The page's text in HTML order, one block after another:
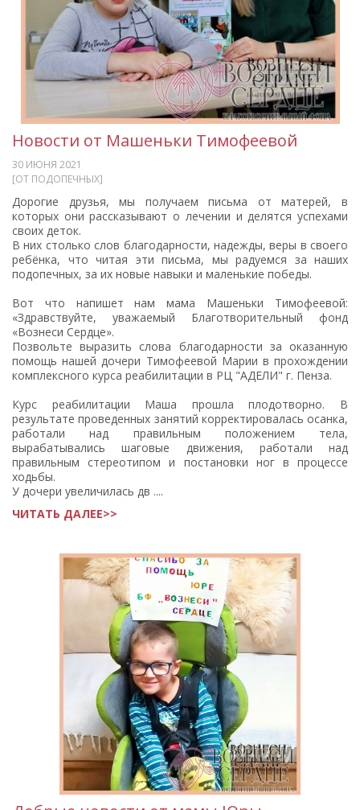
Новости от Машеньки Тимофеевой
30 ИЮНЯ 2021
[ОТ ПОДОПЕЧНЫХ]
Дорогие друзья, мы получаем письма от матерей, в
которых они рассказывают о лечении и делятся успехами
своих деток.
В них столько слов благодарности, надежды, веры в своего
ребёнка, что читая эти письма, мы радуемся за наших
подопечных, за их новые навыки и маленькие победы.
Вот что напишет нам мама Машеньки Тимофеевой:
«Здравствуйте, уважаемый Благотворительный фонд
«Вознеси Сердце».
Позвольте выразить слова благодарности за оказанную
помощь нашей дочери Тимофеевой Марии в прохождении
комплексного курса реабилитации в РЦ "АДЕЛИ" г. Пенза.
Курс реабилитации Маша прошла плодотворно. В
результате проведенных занятий корректировалась осанка,
работали над правильным положением тела,
вырабатывались шаговые движения, работали над
правильным стереотипом и постановки ног в процессе
ходьбы.
У дочери увеличилась дв ....
ЧИТАТЬ ДАЛЕЕ>>